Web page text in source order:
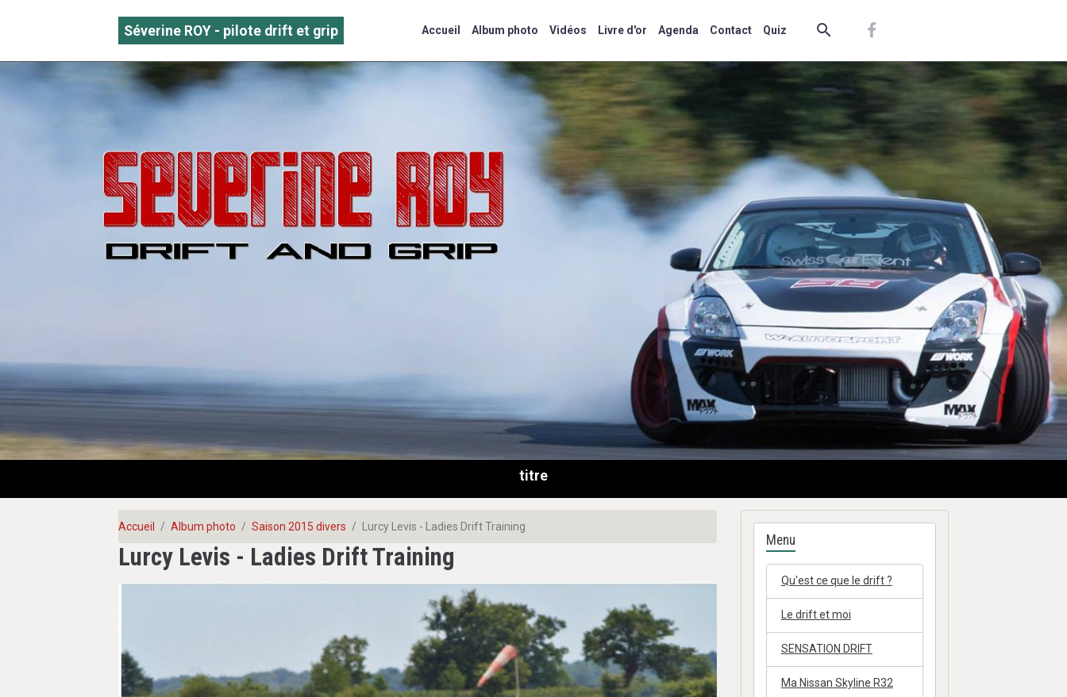
Séverine ROY - pilote drift et grip Accueil Album photo Vidéos Livre d'or Agenda Contact Quiz
titre
Accueil Album photo Saison 2015 divers Lurcy Levis - Ladies Drift Training
Lurcy Levis - Ladies Drift Training
Menu
Qu'est ce que le drift ?
Le drift et moi
SENSATION DRIFT
Ma Nissan Skyline R32